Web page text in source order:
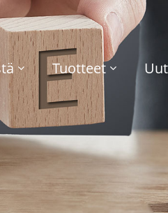
Tuotteet